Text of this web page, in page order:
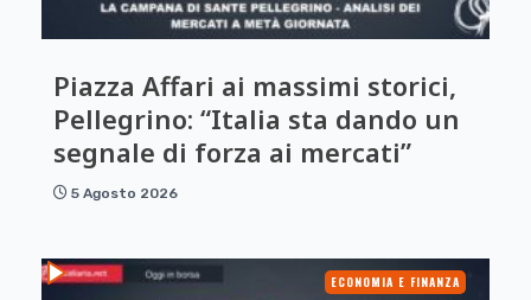
Piazza Affari ai massimi storici,
Pellegrino: “Italia sta dando un
segnale di forza ai mercati”
5 Agosto 2026
ECONOMIA E FINANZA